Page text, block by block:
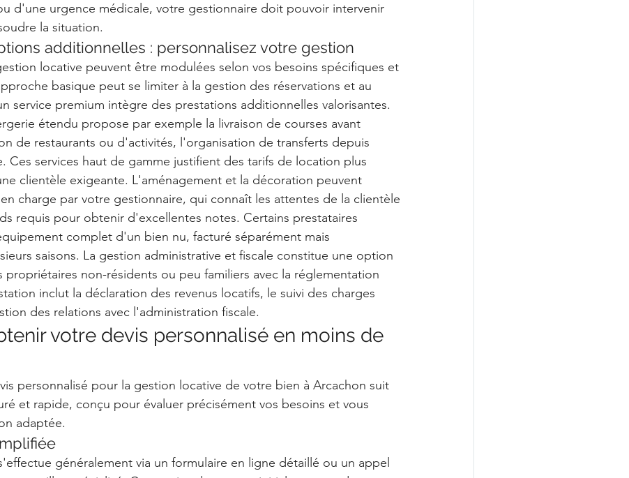
d'une urgence médicale, votre gestionnaire doit pouvoir intervenir
la situation.
additionnelles : personnalisez votre gestion
locative peuvent être modulées selon vos besoins spécifiques et
basique peut se limiter à la gestion des réservations et au
service premium intègre des prestations additionnelles valorisantes.
étendu propose par exemple la livraison de courses avant
de restaurants ou d'activités, l'organisation de transferts depuis
Ces services haut de gamme justifient des tarifs de location plus
clientèle exigeante. L'aménagement et la décoration peuvent
charge par votre gestionnaire, qui connaît les attentes de la clientèle
requis pour obtenir d'excellentes notes. Certains prestataires
complet d'un bien nu, facturé séparément mais
saisons. La gestion administrative et fiscale constitue une option
propriétaires non-résidents ou peu familiers avec la réglementation
inclut la déclaration des revenus locatifs, le suivi des charges
des relations avec l'administration fiscale.
votre devis personnalisé en moins de
personnalisé pour la gestion locative de votre bien à Arcachon suit
et rapide, conçu pour évaluer précisément vos besoins et vous
adaptée.
généralement via un formulaire en ligne détaillé ou un appel